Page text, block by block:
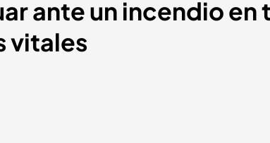
ante un incendio en
vitales